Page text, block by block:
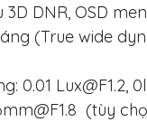
3D DNR, OSD
(True wide
0.01 Lux@F1.2,
(tùy